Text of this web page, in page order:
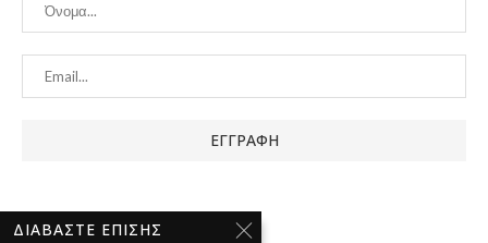
ΔΙΑΒΆΣΤΕ ΕΠΊΣΗΣ